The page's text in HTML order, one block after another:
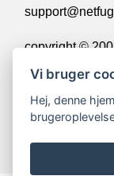
copyright ©
Vi bruger
Hej, denne